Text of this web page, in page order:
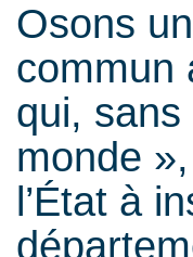
Osons
commun
qui, sans
monde
l’État à